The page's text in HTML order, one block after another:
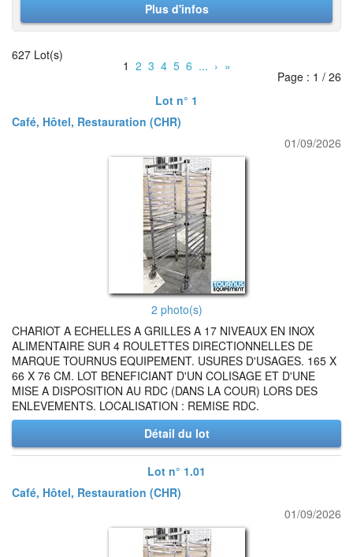
Plus d'infos
627 Lot(s)
1 2 3 4 5 6 ... › »
Page : 1 / 26
Lot n° 1
Café, Hôtel, Restauration (CHR)
01/09/2026
2 photo(s)
CHARIOT A ECHELLES A GRILLES A 17 NIVEAUX EN INOX
ALIMENTAIRE SUR 4 ROULETTES DIRECTIONNELLES DE
MARQUE TOURNUS EQUIPEMENT. USURES D'USAGES. 165 X
66 X 76 CM. LOT BENEFICIANT D'UN COLISAGE ET D'UNE
MISE A DISPOSITION AU RDC (DANS LA COUR) LORS DES
ENLEVEMENTS. LOCALISATION : REMISE RDC.
Détail du lot
Lot n° 1.01
Café, Hôtel, Restauration (CHR)
01/09/2026